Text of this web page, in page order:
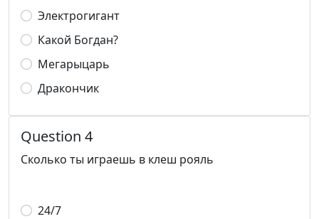
Электрогигант
Какой Богдан?
Мегарыцарь
Дракончик
Question 4
Сколько ты играешь в клеш рояль
24/7